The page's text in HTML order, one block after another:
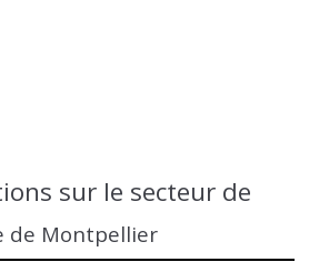
sur le secteur de
de Montpellier